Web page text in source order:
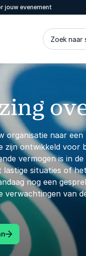
jouw evenement
Zoek
organisatie naar
zijn ontwikkeld voor
vermogen is in
situaties of
nog een
verwachtingen van